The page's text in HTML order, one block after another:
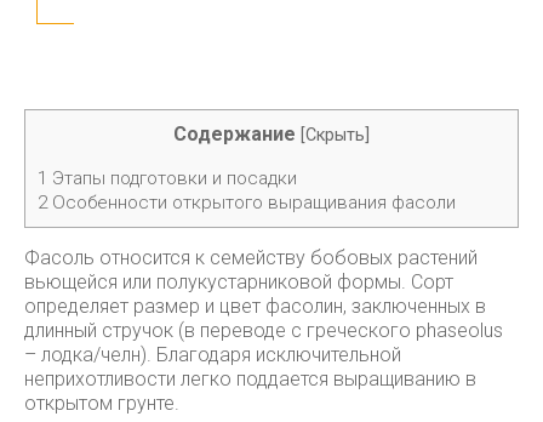
Содержание Скрыть
1 Этапы подготовки и посадки
2Особенности открытого выращивания фасоли
Фасоль относится к семейству бобовых растений
вьющейся или полукустарниковой формы. Сорт
определяет размер и цвет фасолин, заключенных в
длинный стручок (в переводе с греческого phaseolus
– лодка/челн). Благодаря исключительной
неприхотливости легко поддается выращиванию в
открытом грунте.